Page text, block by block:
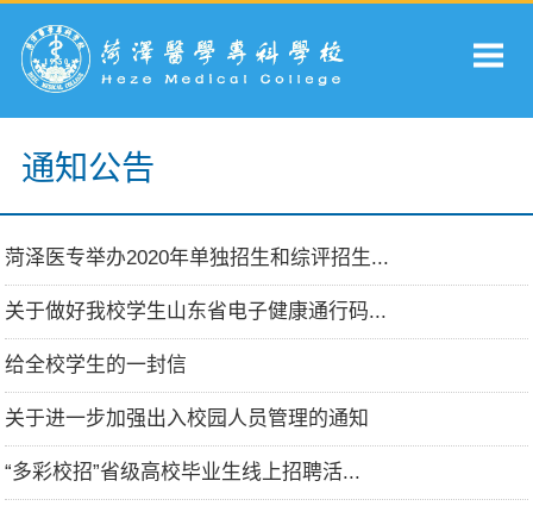
通知公告
菏泽医专举办2020年单独招生和综评招生...
关于做好我校学生山东省电子健康通行码...
给全校学生的一封信
关于进一步加强出入校园人员管理的通知
“多彩校招”省级高校毕业生线上招聘活...